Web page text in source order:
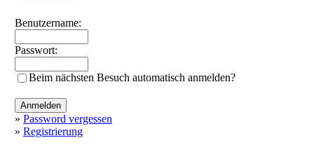
Benutzername:
Passwort:
Beim nächsten Besuch automatisch anmelden?
» Password vergessen
» Registrierung